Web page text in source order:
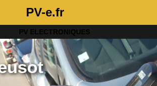
PV-e.fr
PV ELECTRONIQUES